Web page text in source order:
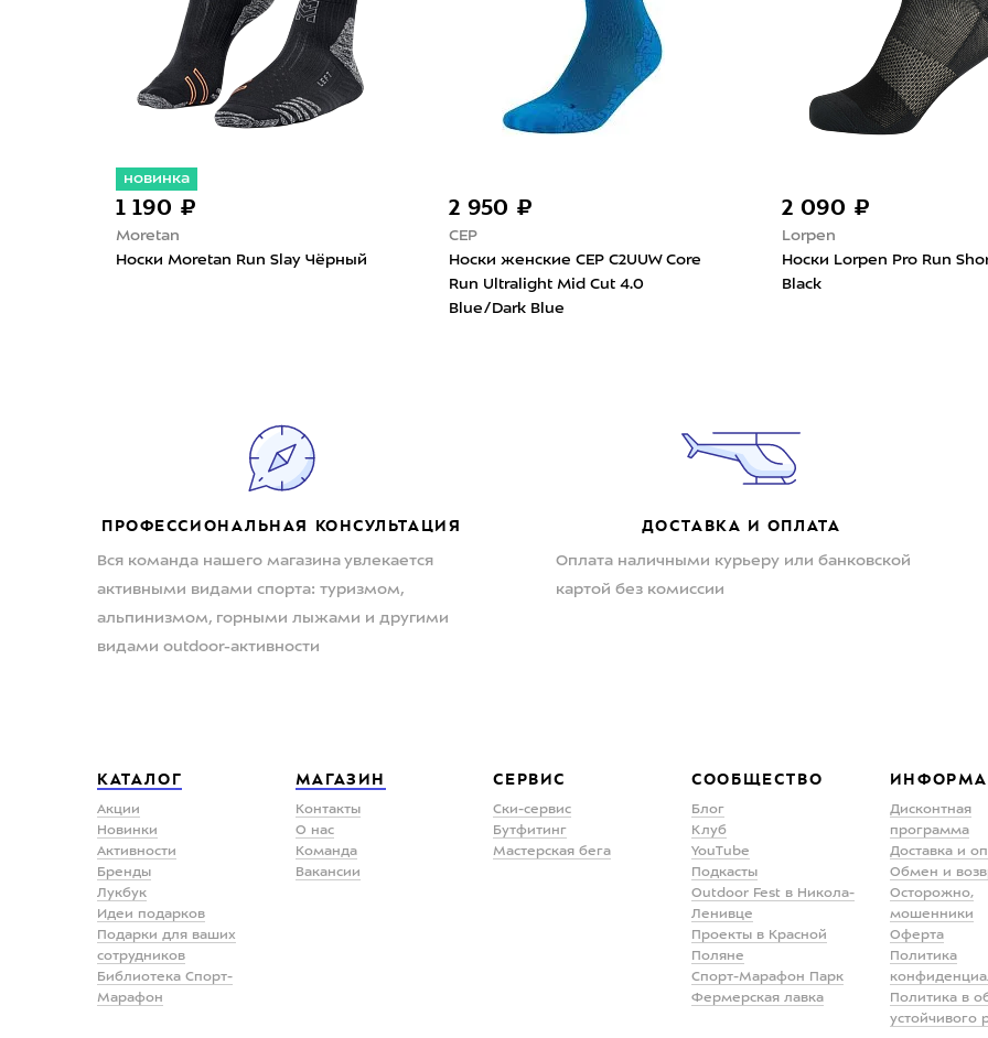
новинка
1 190 ₽
Moretan
Носки Moretan Run Slay Чёрный
2 950 ₽
CEP
Носки женские CEP C2UUW Core
Run Ultralight Mid Cut 4.0
Blue/Dark Blue
2 090 ₽
Lorpen
Носки Lorpen Pro Run
Black
ПРОФЕССИОНАЛЬНАЯ КОНСУЛЬТАЦИЯ
Вся команда нашего магазина увлекается
активными видами спорта: туризмом,
альпинизмом, горными лыжами и другими
видами outdoor-активности
ДОСТАВКА И ОПЛАТА
Оплата наличными курьеру или банковской
картой без комиссии
КАТАЛОГ
Акции
Новинки
Активности
Бренды
Лукбук
Идеи подарков
Подарки для ваших
сотрудников
Библиотека Спорт-
Марафон
МАГАЗИН
Контакты
О нас
Команда
Вакансии
СЕРВИС
Ски-сервис
Бутфитинг
Мастерская бега
СООБЩЕСТВО
Блог
Клуб
YouTube
Подкасты
Outdoor Fest в Никола-
Ленивце
Проекты в Красной
Поляне
Спорт-Марафон Парк
Фермерская лавка
Дисконтная
программа
Доставка и
Обмен и
Осторожно,
мошенники
Оферта
Политика
Политика в
устойчивого